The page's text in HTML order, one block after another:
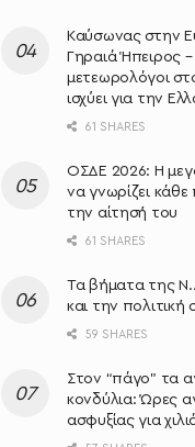
Καύσωνας στην
Γηραιά Ήπειρος –
μετεωρολόγοι
ισχύει για την
61 SHARES
ΟΣΔΕ 2026: Η
να γνωρίζει
την αίτησή του
61 SHARES
Τα βήματα της
και την
59 SHARES
Στον “πάγο” τα
κονδύλια: Ώρες
ασφυξίας για